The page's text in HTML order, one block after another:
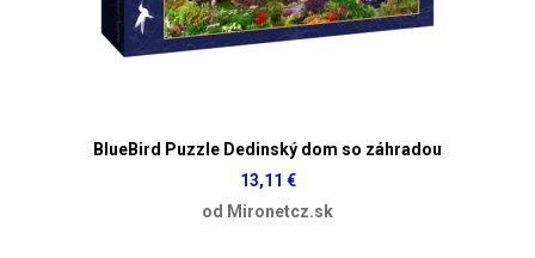
BlueBird Puzzle Dedinský dom so záhradou
13,11 €
od Mironetcz.sk